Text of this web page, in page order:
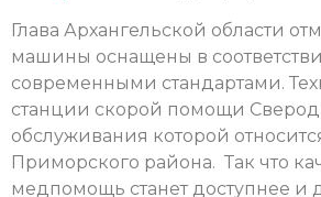
Глава Архангельской области
машины оснащены в
современными стандартами.
станции скорой помощи
обслуживания которой
Приморского района. Так что
медпомощь станет доступнее и